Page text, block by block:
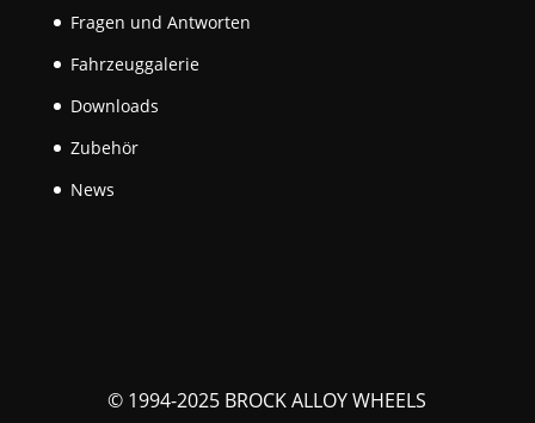
Fragen und Antworten
Fahrzeuggalerie
Downloads
Zubehör
News
© 1994-2025 BROCK ALLOY WHEELS